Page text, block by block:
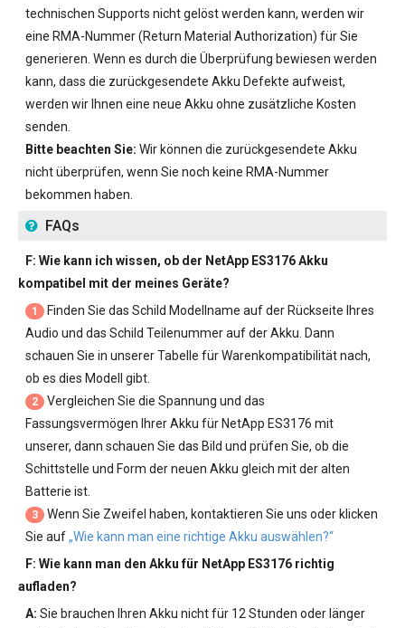
technischen Supports nicht gelöst werden kann, werden wir
eine RMA-Nummer (Return Material Authorization) für Sie
generieren. Wenn es durch die Überprüfung bewiesen werden
kann, dass die zurückgesendete Akku Defekte aufweist,
werden wir Ihnen eine neue Akku ohne zusätzliche Kosten
senden.
Bitte beachten Sie: Wir können die zurückgesendete Akku
nicht überprüfen, wenn Sie noch keine RMA-Nummer
bekommen haben.
FAQs
F: Wie kann ich wissen, ob der NetApp ES3176 Akku
kompatibel mit der meines Geräte?
1
Finden Sie das Schild Modellname auf der Rückseite Ihres
Audio und das Schild Teilenummer auf der Akku. Dann
schauen Sie in unserer Tabelle für Warenkompatibilität nach,
ob es dies Modell gibt.
2
Vergleichen Sie die Spannung und das
Fassungsvermögen IhrerAkku für NetApp ES3176 mit
unserer, dann schauen Sie das Bild und prüfen Sie, ob die
Schittstelle und Form der neuen Akku gleich mit der alten
Batterie ist.
3
Wenn Sie Zweifel haben, kontaktieren Sie uns oder klicken
Sie auf„Wie kann man eine richtige Akku auswählen?“
F: Wie kann man den Akku für NetApp ES3176 richtig
aufladen?
A: Sie brauchen Ihren Akku nicht für 12 Stunden oder länger